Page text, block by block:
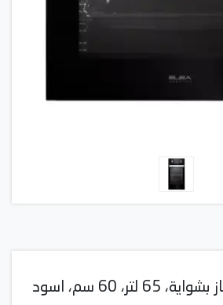
البا فرن بلت ان غاز بشواية، 65 لتر، 60 سم، اسود